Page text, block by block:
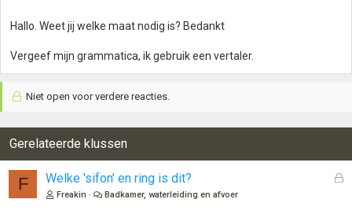
Hallo. Weet jij welke maat nodig is? Bedankt
Vergeef mijn grammatica, ik gebruik een vertaler.
Niet open voor verdere reacties.
Gerelateerde klussen
F
G
Welke 'sifon' en ring is dit?
Freakin Badkamer, waterleiding en afvoer